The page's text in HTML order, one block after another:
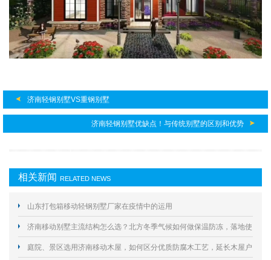
济南轻钢别墅VS重钢别墅
济南轻钢别墅优缺点！与传统别墅的区别和优势
相关新闻 RELATED NEWS
山东打包箱移动轻钢别墅厂家在疫情中的运用
济南移动别墅主流结构怎么选？北方冬季气候如何做保温防冻，落地使
用要规避哪些合规与施工风险？
庭院、景区选用济南移动木屋，如何区分优质防腐木工艺，延长木屋户